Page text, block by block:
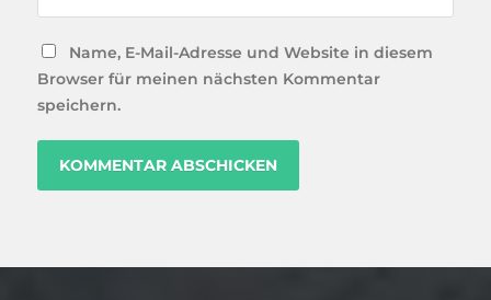
Name, E-Mail-Adresse und Website in diesem
Browser für meinen nächsten Kommentar
speichern.